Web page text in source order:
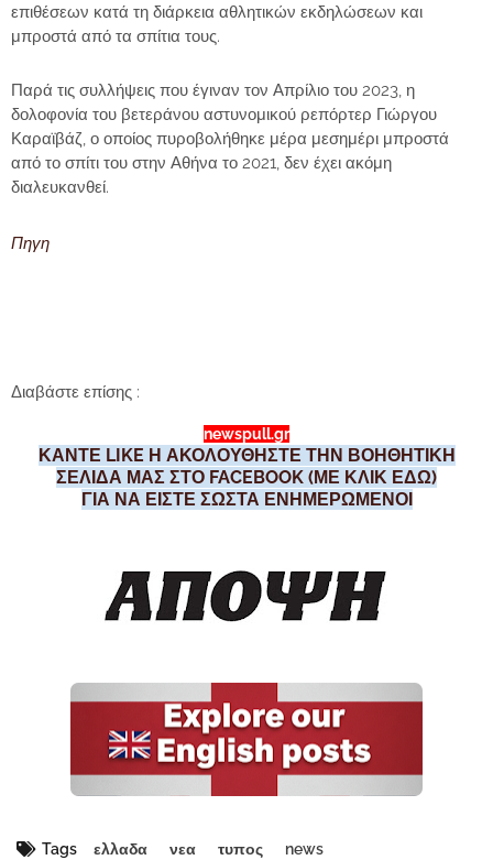
επιθέσεων κατά τη διάρκεια αθλητικών εκδηλώσεων και
μπροστά από τα σπίτια τους.
Παρά τις συλλήψεις που έγιναν τον Απρίλιο του 2023, η
δολοφονία του βετεράνου αστυνομικού ρεπόρτερ Γιώργου
Καραϊβάζ, ο οποίος πυροβολήθηκε μέρα μεσημέρι μπροστά
από το σπίτι του στην Αθήνα το 2021, δεν έχει ακόμη
διαλευκανθεί.
Πηγη
Διαβάστε επίσης :
newspull.gr
ΚΑΝΤΕ LIKE Η ΑΚΟΛΟΥΘΗΣΤΕ ΤΗΝ ΒΟΗΘΗΤΙΚΗ
ΣΕΛΙΔΑ ΜΑΣ ΣΤΟ FACEBOOK (ΜΕ ΚΛΙΚ ΕΔΩ)
ΓΙΑ ΝΑ ΕΙΣΤΕ ΣΩΣΤΑ ΕΝΗΜΕΡΩΜΕΝΟΙ
Tags ελλαδα νεα τυπος news